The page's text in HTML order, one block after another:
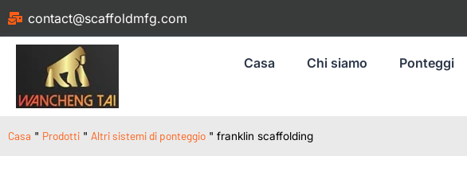
contact@scaffoldmfg.com
Casa Chi siamo Ponteggi
Casa " Prodotti " Altri sistemi di ponteggio " franklin scaffolding